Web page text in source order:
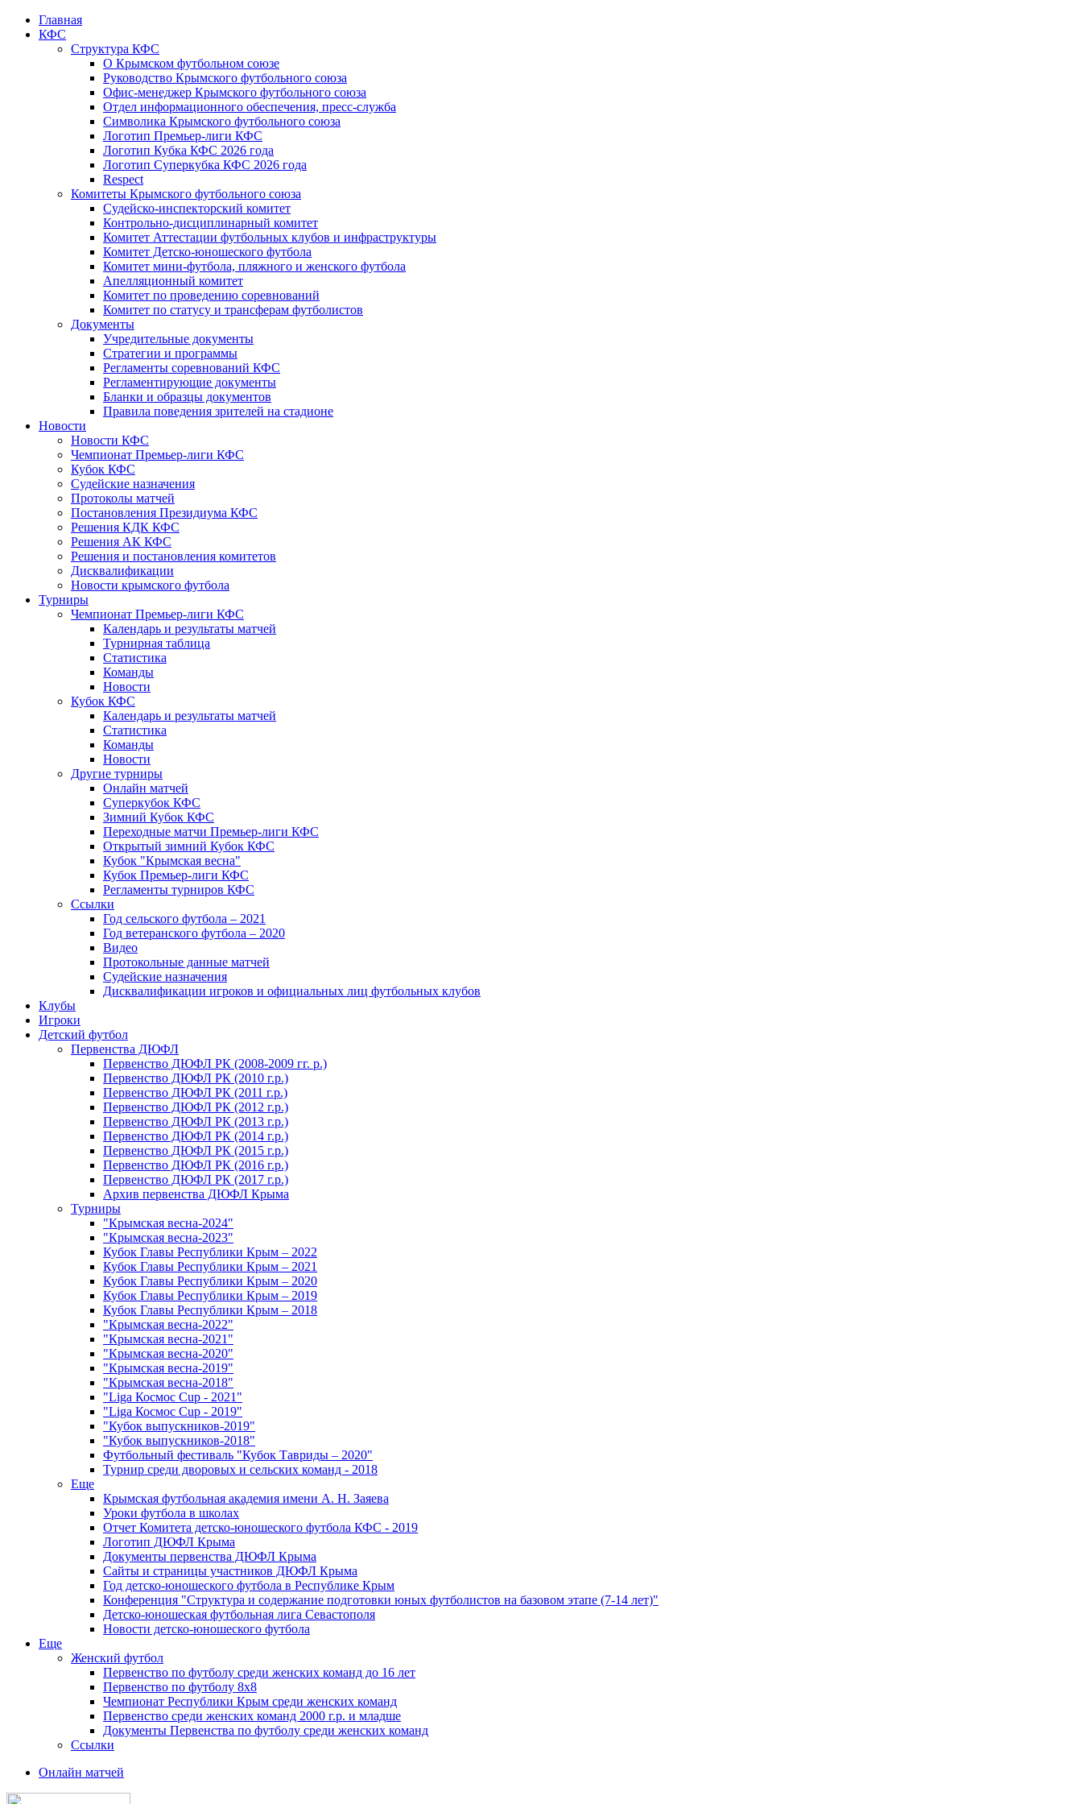
Главная
КФС
Структура КФС
О Крымском футбольном союзе
Руководство Крымского футбольного союза
Офис-менеджер Крымского футбольного союза
Отдел информационного обеспечения, пресс-служба
Символика Крымского футбольного союза
Логотип Премьер-лиги КФС
Логотип Кубка КФС 2026 года
Логотип Суперкубка КФС 2026 года
Respect
Комитеты Крымского футбольного союза
Судейско-инспекторский комитет
Контрольно-дисциплинарный комитет
Комитет Аттестации футбольных клубов и инфраструктуры
Комитет Детско-юношеского футбола
Комитет мини-футбола, пляжного и женского футбола
Апелляционный комитет
Комитет по проведению соревнований
Комитет по статусу и трансферам футболистов
Документы
Учредительные документы
Стратегии и программы
Регламенты соревнований КФС
Регламентирующие документы
Бланки и образцы документов
Правила поведения зрителей на стадионе
Новости
Новости КФС
Чемпионат Премьер-лиги КФС
Кубок КФС
Судейские назначения
Протоколы матчей
Постановления Президиума КФС
Решения КДК КФС
Решения АК КФС
Решения и постановления комитетов
Дисквалификации
Новости крымского футбола
Турниры
Чемпионат Премьер-лиги КФС
Календарь и результаты матчей
Турнирная таблица
Статистика
Команды
Новости
Кубок КФС
Календарь и результаты матчей
Статистика
Команды
Новости
Другие турниры
Онлайн матчей
Суперкубок КФС
Зимний Кубок КФС
Переходные матчи Премьер-лиги КФС
Открытый зимний Кубок КФС
Кубок "Крымская весна"
Кубок Премьер-лиги КФС
Регламенты турниров КФС
Ссылки
Год сельского футбола – 2021
Год ветеранского футбола – 2020
Видео
Протокольные данные матчей
Судейские назначения
Дисквалификации игроков и официальных лиц футбольных клубов
Клубы
Игроки
Детский футбол
Первенства ДЮФЛ
Первенство ДЮФЛ РК (2008-2009 гг. р.)
Первенство ДЮФЛ РК (2010 г.р.)
Первенство ДЮФЛ РК (2011 г.р.)
Первенство ДЮФЛ РК (2012 г.р.)
Первенство ДЮФЛ РК (2013 г.р.)
Первенство ДЮФЛ РК (2014 г.р.)
Первенство ДЮФЛ РК (2015 г.р.)
Первенство ДЮФЛ РК (2016 г.р.)
Первенство ДЮФЛ РК (2017 г.р.)
Архив первенства ДЮФЛ Крыма
Турниры
"Крымская весна-2024"
"Крымская весна-2023"
Кубок Главы Республики Крым – 2022
Кубок Главы Республики Крым – 2021
Кубок Главы Республики Крым – 2020
Кубок Главы Республики Крым – 2019
Кубок Главы Республики Крым – 2018
"Крымская весна-2022"
"Крымская весна-2021"
"Крымская весна-2020"
"Крымская весна-2019"
"Крымская весна-2018"
"Liga Космос Cup - 2021"
"Liga Космос Cup - 2019"
"Кубок выпускников-2019"
"Кубок выпускников-2018"
Футбольный фестиваль "Кубок Тавриды – 2020"
Турнир среди дворовых и сельских команд - 2018
Еще
Крымская футбольная академия имени А. Н. Заяева
Уроки футбола в школах
Отчет Комитета детско-юношеского футбола КФС - 2019
Логотип ДЮФЛ Крыма
Документы первенства ДЮФЛ Крыма
Сайты и страницы участников ДЮФЛ Крыма
Год детско-юношеского футбола в Республике Крым
Конференция "Структура и содержание подготовки юных футболистов на базовом этапе (7-14 лет)"
Детско-юношеская футбольная лига Севастополя
Новости детско-юношеского футбола
Еще
Женский футбол
Первенство по футболу среди женских команд до 16 лет
Первенство по футболу 8х8
Чемпионат Республики Крым среди женских команд
Первенство среди женских команд 2000 г.р. и младше
Документы Первенства по футболу среди женских команд
Ссылки
Онлайн матчей